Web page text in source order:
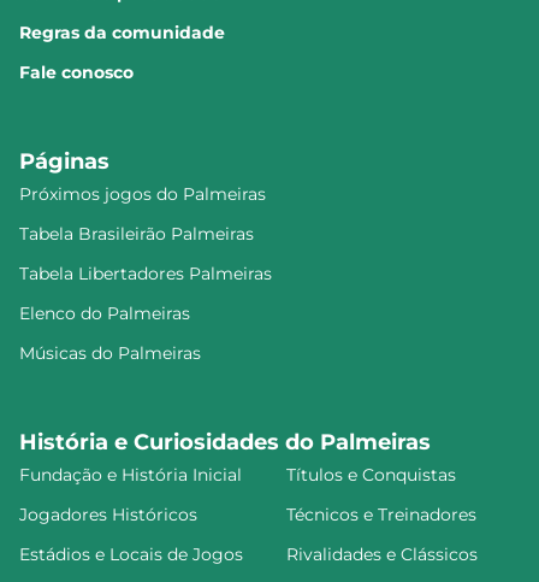
Regras da comunidade
Fale conosco
Páginas
Próximos jogos do Palmeiras
Tabela Brasileirão Palmeiras
Tabela Libertadores Palmeiras
Elenco do Palmeiras
Músicas do Palmeiras
História e Curiosidades do Palmeiras
Fundação e História Inicial
Títulos e Conquistas
Jogadores Históricos
Técnicos e Treinadores
Estádios e Locais de Jogos
Rivalidades e Clássicos